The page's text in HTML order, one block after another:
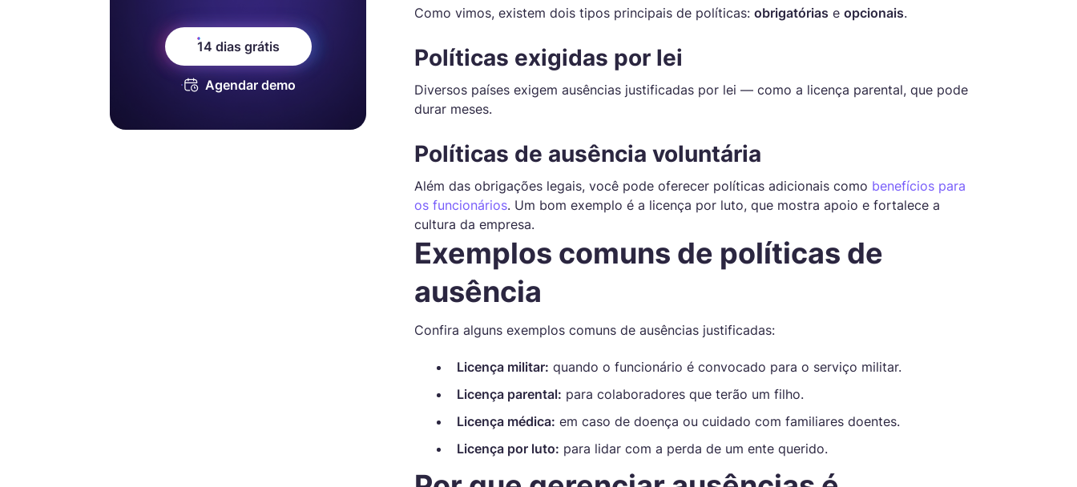
14 dias grátis
Agendar demo
Como vimos, existem dois tipos principais de políticas: obrigatórias e opcionais.
Políticas exigidas por lei
Diversos países exigem ausências justificadas por lei — como a licença parental, que pode
durar meses.
Políticas de ausência voluntária
Além das obrigações legais, você pode oferecer políticas adicionais como benefícios para
os funcionários. Um bom exemplo é a licença por luto, que mostra apoio e fortalece a
cultura da empresa.
Exemplos comuns de políticas de
ausência
Confira alguns exemplos comuns de ausências justificadas:
Licença militar: quando o funcionário é convocado para o serviço militar.
Licença parental: para colaboradores que terão um filho.
Licença médica: em caso de doença ou cuidado com familiares doentes.
Licença por luto: para lidar com a perda de um ente querido.